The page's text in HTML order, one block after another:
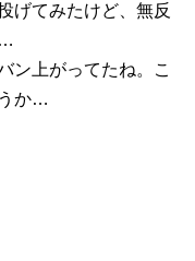
げてみたけど、無反
ン上がってたね。こ
か…